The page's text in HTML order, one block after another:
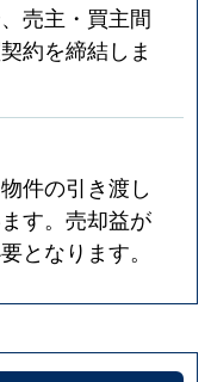
売主・買主間
約を締結しま
件の引き渡し
す。売却益が
となります。